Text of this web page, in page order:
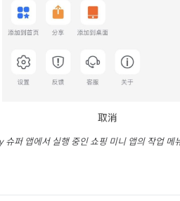
슈퍼 앱에서 실행 중인 쇼핑 미니 앱의 작업 메